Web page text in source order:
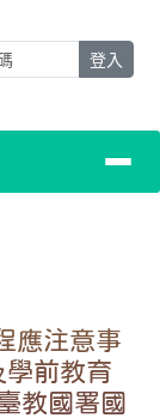
登入
應注意事
前教育
教國署國